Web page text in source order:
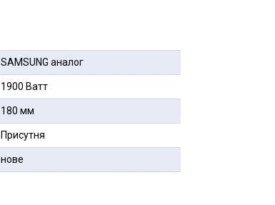
SAMSUNG аналог
1900 Ватт
180 мм
Присутня
нове